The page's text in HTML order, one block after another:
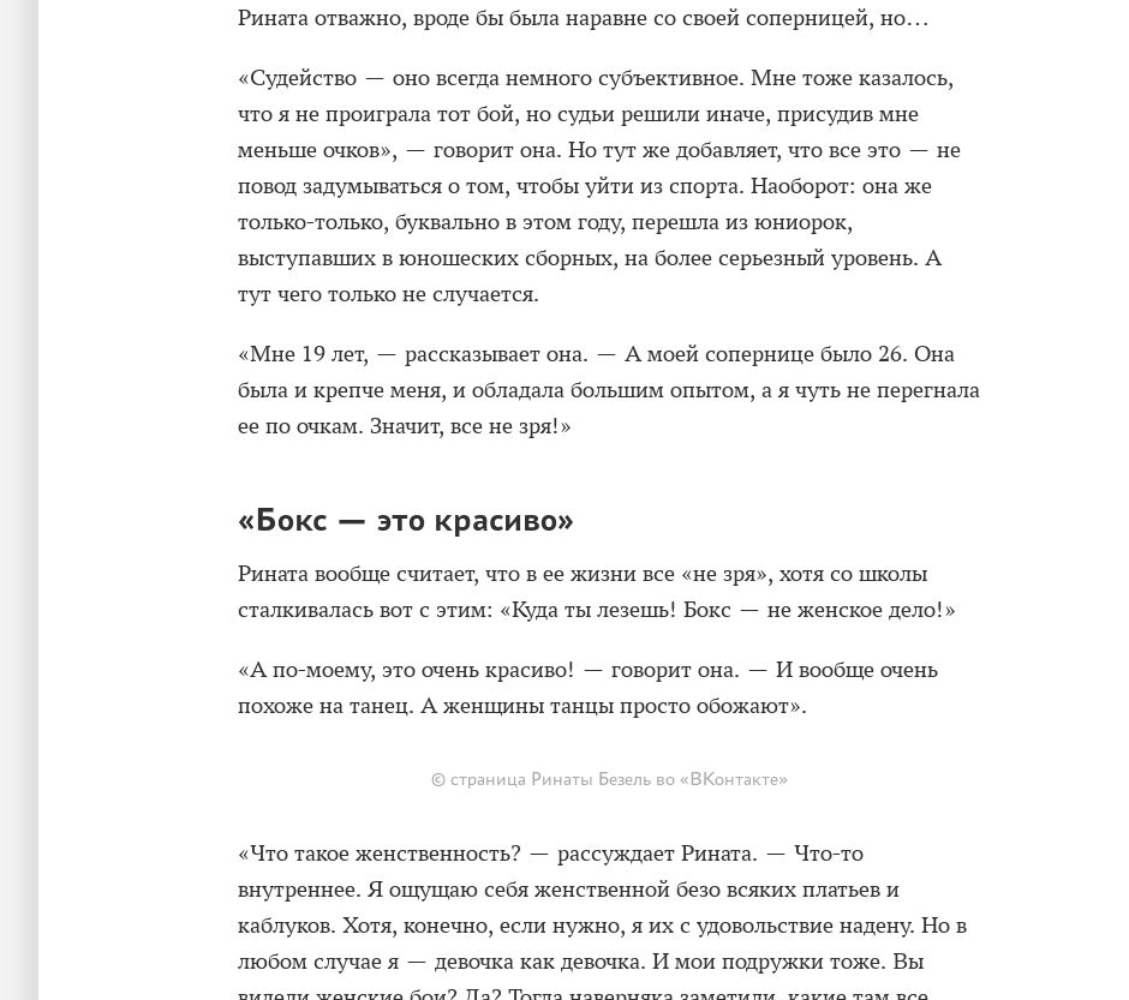
Рината отважно, вроде бы была наравне со своей соперницей, но…
«Судейство — оно всегда немного субъективное. Мне тоже казалось,
что я не проиграла тот бой, но судьи решили иначе, присудив мне
меньше очков», — говорит она. Но тут же добавляет, что все это — не
повод задумываться о том, чтобы уйти из спорта. Наоборот: она же
только-только, буквально в этом году, перешла из юниорок,
выступавших в юношеских сборных, на более серьезный уровень. А
тут чего только не случается.
«Мне 19 лет, — рассказывает она. — А моей сопернице было 26. Она
была и крепче меня, и обладала большим опытом, а я чуть не перегнала
ее по очкам. Значит, все не зря!»
«Бокс — это красиво»
Рината вообще считает, что в ее жизни все «не зря», хотя со школы
сталкивалась вот с этим: «Куда ты лезешь! Бокс — не женское дело!»
«А по-моему, это очень красиво! — говорит она. — И вообще очень
похоже на танец. А женщины танцы просто обожают».
© страница Ринаты Безель во «ВКонтакте»
«Что такое женственность? — рассуждает Рината. — Что-то
внутреннее. Я ощущаю себя женственной безо всяких платьев и
каблуков. Хотя, конечно, если нужно, я их с удовольствие надену. Но в
любом случае я — девочка как девочка. И мои подружки тоже. Вы